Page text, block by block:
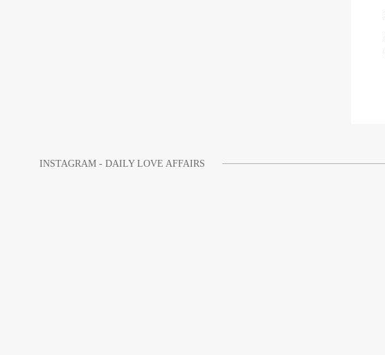
INSTAGRAM - DAILY LOVE AFFAIRS